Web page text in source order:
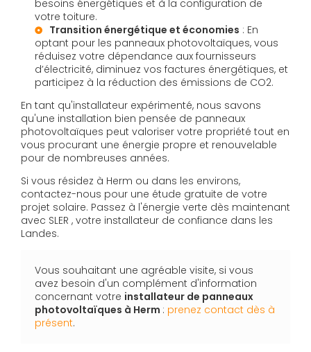
besoins énergétiques et à la configuration de
votre toiture.
Transition énergétique et économies : En
optant pour les panneaux photovoltaïques, vous
réduisez votre dépendance aux fournisseurs
d’électricité, diminuez vos factures énergétiques, et
participez à la réduction des émissions de CO2.
En tant qu'installateur expérimenté, nous savons
qu'une installation bien pensée de panneaux
photovoltaïques peut valoriser votre propriété tout en
vous procurant une énergie propre et renouvelable
pour de nombreuses années.
Si vous résidez à Herm ou dans les environs,
contactez-nous pour une étude gratuite de votre
projet solaire. Passez à l'énergie verte dès maintenant
avec SLER , votre installateur de confiance dans les
Landes.
Vous souhaitant une agréable visite, si vous
avez besoin d'un complément d'information
concernant votre installateur de panneaux
photovoltaïques à Herm : prenez contact dès à
présent.